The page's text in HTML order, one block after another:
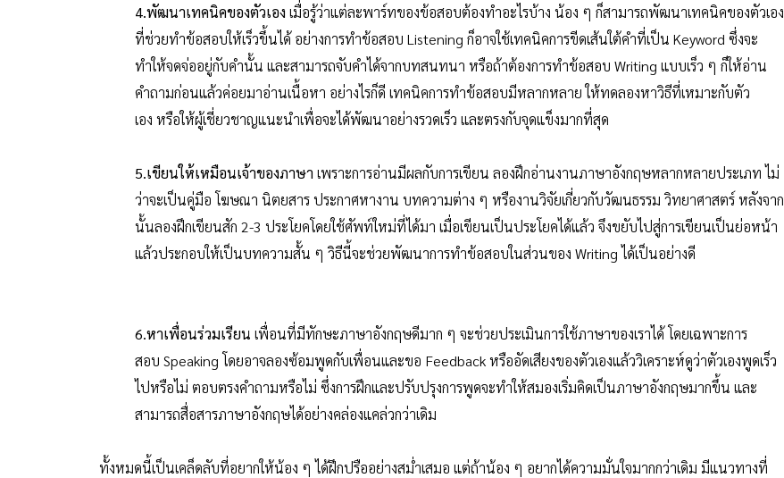
4.พัฒนาเทคนิคของตัวเอง เมื่อรู้ว่าแต่ละพาร์ทของข้อสอบต้องทำอะไรบ้าง น้อง ๆ ก็สามารถพัฒนาเทคนิคของตัวเอง
ที่ช่วยทำข้อสอบให้เร็วขึ้นได้ อย่างการทำข้อสอบ Listening ก็อาจใช้เทคนิคการขีดเส้นใต้คำที่เป็น Keyword ซึ่งจะ
ทำให้จดจ่ออยู่กับคำนั้น และสามารถจับคำได้จากบทสนทนา หรือถ้าต้องการทำข้อสอบ Writing แบบเร็ว ๆ ก็ให้อ่าน
คำถามก่อนแล้วค่อยมาอ่านเนื้อหา อย่างไรก็ดี เทคนิคการทำข้อสอบมีหลากหลาย ให้ทดลองหาวิธีที่เหมาะกับตัว
เอง หรือให้ผู้เชี่ยวชาญแนะนำเพื่อจะได้พัฒนาอย่างรวดเร็ว และตรงกับจุดแข็งมากที่สุด
5.เขียนให้เหมือนเจ้าของภาษา เพราะการอ่านมีผลกับการเขียน ลองฝึกอ่านงานภาษาอังกฤษหลากหลายประเภท ไม่
ว่าจะเป็นคู่มือ โฆษณา นิตยสาร ประกาศหางาน บทความต่าง ๆ หรืองานวิจัยเกี่ยวกับวัฒนธรรม วิทยาศาสตร์ หลังจาก
นั้นลองฝึกเขียนสัก 2-3 ประโยคโดยใช้ศัพท์ใหม่ที่ได้มา เมื่อเขียนเป็นประโยคได้แล้ว จึงขยับไปสู่การเขียนเป็นย่อหน้า
แล้วประกอบให้เป็นบทความสั้น ๆ วิธีนี้จะช่วยพัฒนาการทำข้อสอบในส่วนของ Writing ได้เป็นอย่างดี
6.หาเพื่อนร่วมเรียน เพื่อนที่มีทักษะภาษาอังกฤษดีมาก ๆ จะช่วยประเมินการใช้ภาษาของเราได้ โดยเฉพาะการ
สอบ Speaking โดยอาจลองซ้อมพูดกับเพื่อนและขอ Feedback หรืออัดเสียงของตัวเองแล้ววิเคราะห์ดูว่าตัวเองพูดเร็ว
ไปหรือไม่ ตอบตรงคำถามหรือไม่ ซึ่งการฝึกและปรับปรุงการพูดจะทำให้สมองเริ่มคิดเป็นภาษาอังกฤษมากขึ้น และ
สามารถสื่อสารภาษาอังกฤษได้อย่างคล่องแคล่วกว่าเดิม
ทั้งหมดนี้เป็นเคล็ดลับที่อยากให้น้อง ๆ ได้ฝึกปรืออย่างสม่ำเสมอ แต่ถ้าน้อง ๆ อยากได้ความมั่นใจมากกว่าเดิม มีแนวทางที่